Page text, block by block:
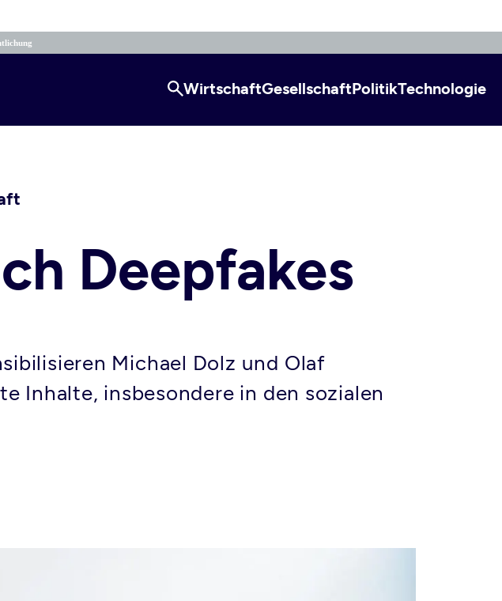
WirtschaftGesellschaftPolitikTechnologie
Deepfakes
Michael Dolz und Olaf
Inhalte, insbesondere in den sozialen